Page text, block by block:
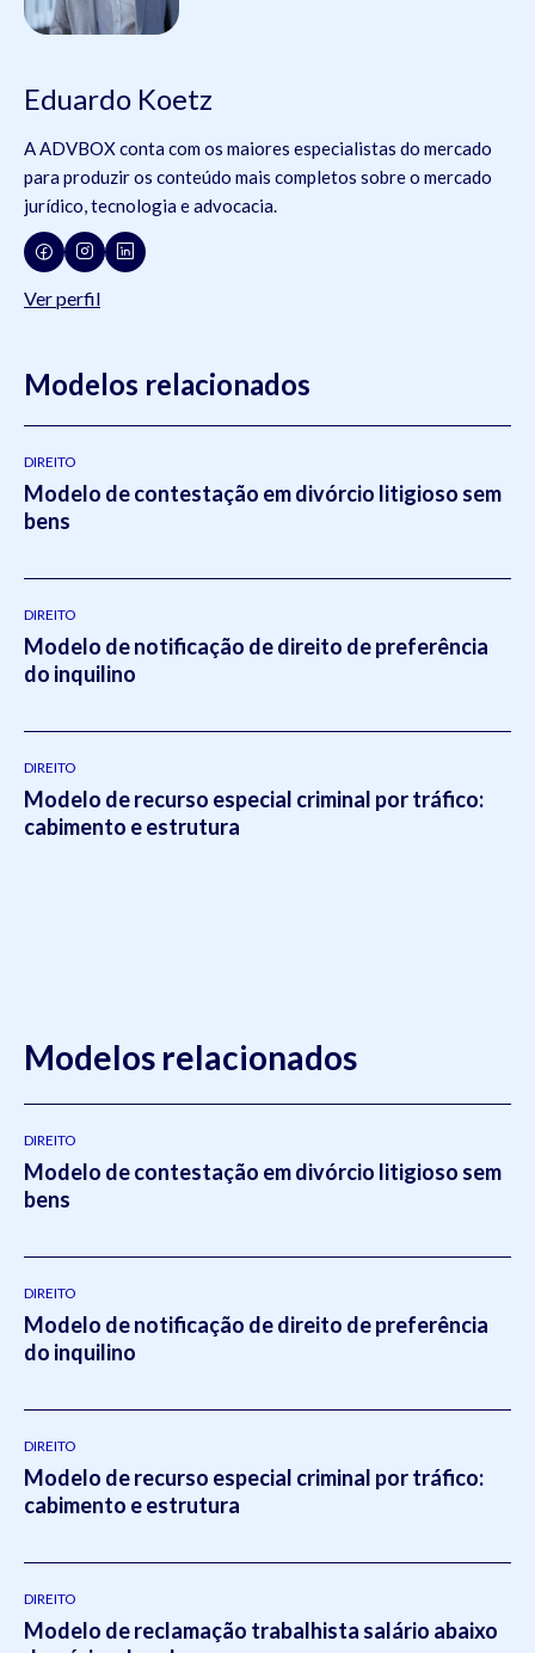
Eduardo Koetz
A ADVBOX conta com os maiores especialistas do mercado
para produzir os conteúdo mais completos sobre o mercado
jurídico, tecnologia e advocacia.
Ver perfil
Modelos relacionados
DIREITO
Modelo de contestação em divórcio litigioso sem
bens
DIREITO
Modelo de notificação de direito de preferência
do inquilino
DIREITO
Modelo de recurso especial criminal por tráfico:
cabimento e estrutura
Modelos relacionados
DIREITO
Modelo de contestação em divórcio litigioso sem
bens
DIREITO
Modelo de notificação de direito de preferência
do inquilino
DIREITO
Modelo de recurso especial criminal por tráfico:
cabimento e estrutura
DIREITO
Modelo de reclamação trabalhista salário abaixo